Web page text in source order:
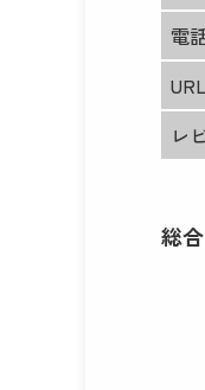
電
URL
レ
総